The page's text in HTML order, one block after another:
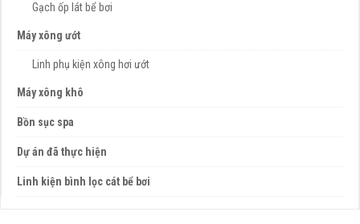
Gạch ốp lát bể bơi
Máy xông ướt
Linh phụ kiện xông hơi ướt
Máy xông khô
Bồn sục spa
Dự án đã thực hiện
Linh kiện bình lọc cát bể bơi